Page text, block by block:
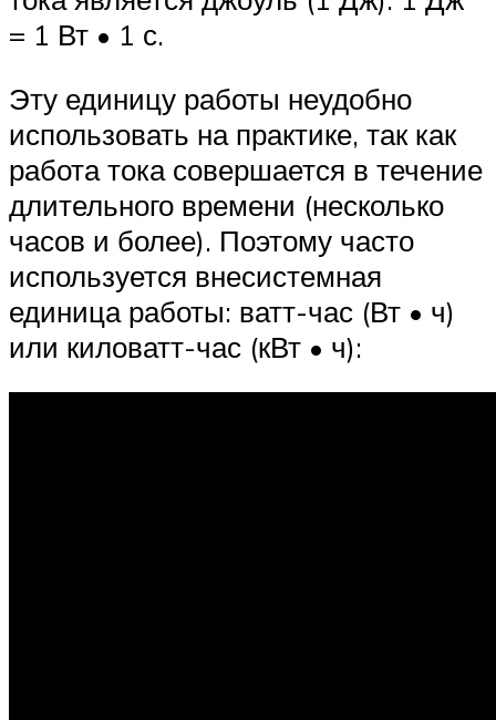
= 1 Вт • 1 с.
Эту единицу работы неудобно
использовать на практике, так как
работа тока совершается в течение
длительного времени (несколько
часов и более). Поэтому часто
используется внесистемная
единица работы: ватт-час (Вт • ч)
или киловатт-час (кВт • ч):